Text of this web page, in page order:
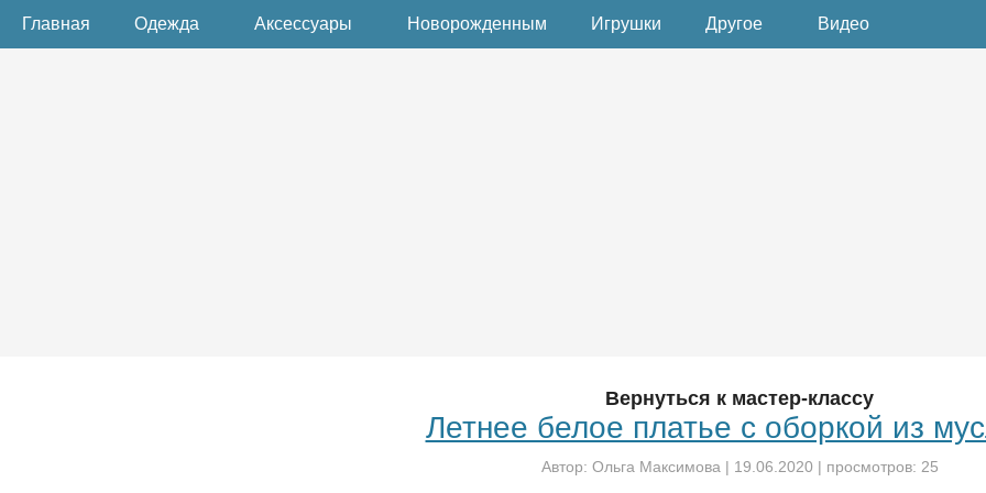
Главная Одежда Аксессуары Новорожденным Игрушки Другое Видео
Вернуться к мастер-классу
Летнее белое платье с оборкой из
Автор: Ольга Максимова | 19.06.2020 | просмотров: 25